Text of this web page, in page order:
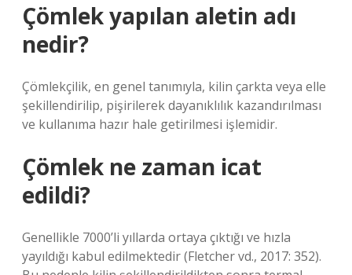
Çömlek yapılan aletin adı
nedir?
Çömlekçilik, en genel tanımıyla, kilin çarkta veya elle
şekillendirilip, pişirilerek dayanıklılık kazandırılması
ve kullanıma hazır hale getirilmesi işlemidir.
Çömlek ne zaman icat
edildi?
Genellikle 7000’li yıllarda ortaya çıktığı ve hızla
yayıldığı kabul edilmektedir (Fletcher vd., 2017: 352).